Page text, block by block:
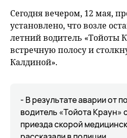
Сегодня вечером, 12 мая,
установлено, что возле
летний водитель «Тойоты
встречную полосу и
Калдиной».
- В результате аварии от
водитель «Тойота Краун»
приезда скорой